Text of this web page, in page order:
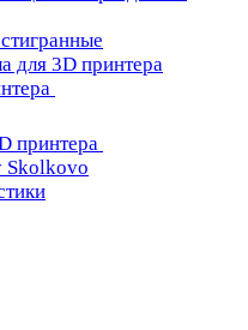
для 3D принтера
принтера
Skolkovo